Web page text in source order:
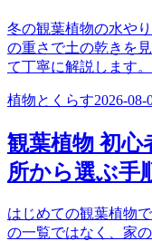
冬の観葉植物の水や
の重さで土の乾きを
て丁寧に解説します。
植物とくらす2026-08-
観葉植物 初
所から選ぶ手
はじめての観葉植物
の一覧ではなく、家